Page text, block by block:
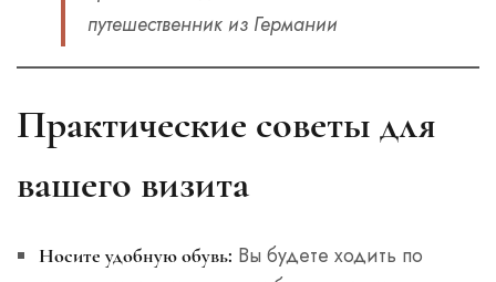
путешественник из Германии
Практические советы для
вашего визита
Носите удобную обувь: Вы будете ходить по